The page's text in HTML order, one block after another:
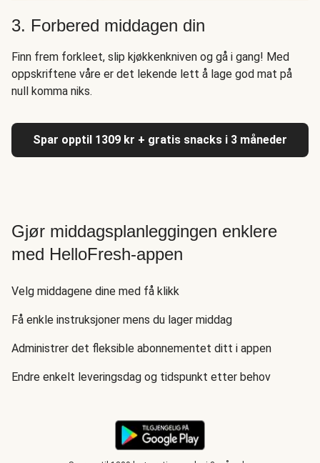
3. Forbered middagen din
Finn frem forkleet, slip kjøkkenkniven og gå i gang! Med
oppskriftene våre er det lekende lett å lage god mat på
null komma niks.
Spar opptil 1309 kr + gratis snacks i 3 måneder
Gjør middagsplanleggingen enklere
med HelloFresh-appen
Velg middagene dine med få klikk
Få enkle instruksjoner mens du lager middag
Administrer det fleksible abonnementet ditt i appen
Endre enkelt leveringsdag og tidspunkt etter behov